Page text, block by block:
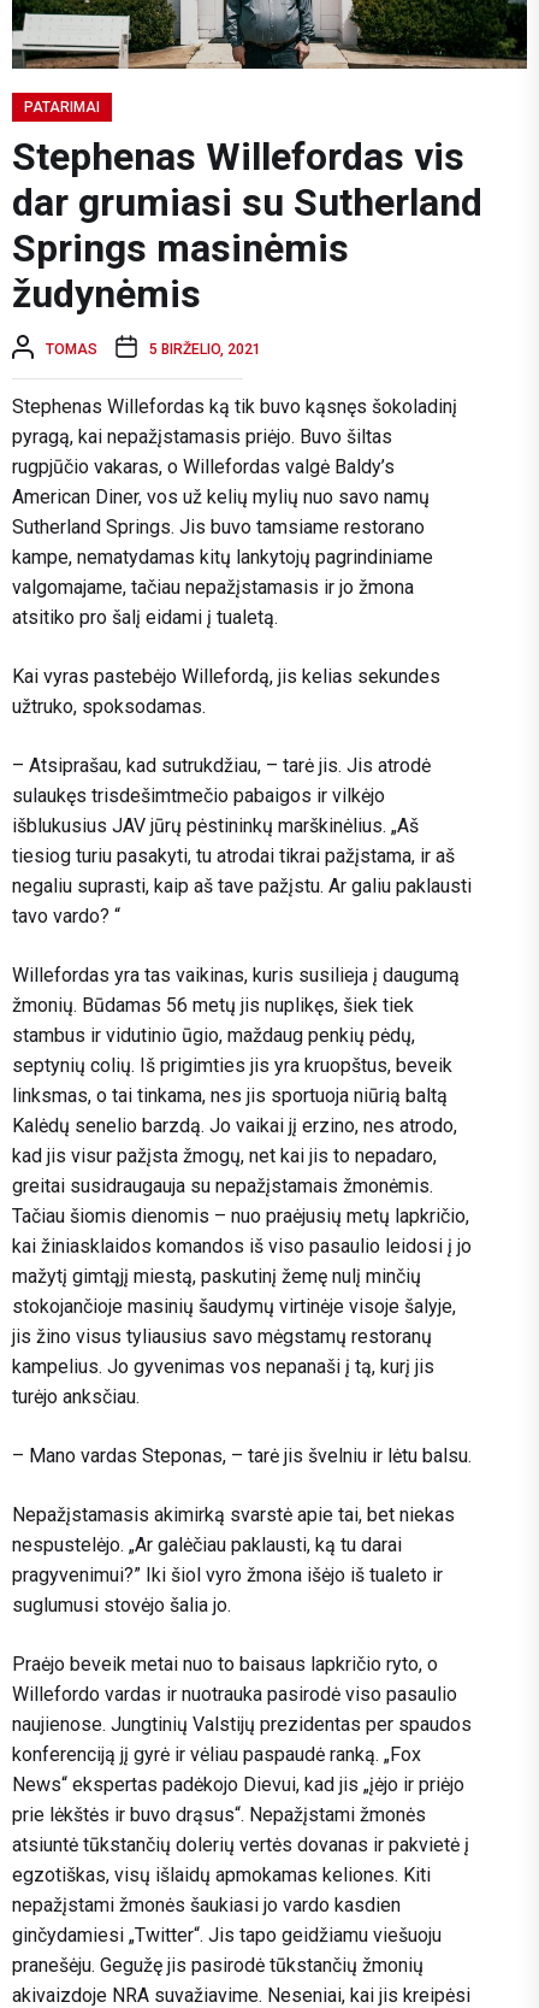
PATARIMAI
Stephenas Willefordas vis
dar grumiasi su Sutherland
Springs masinėmis
žudynėmis
TOMAS 5 BIRŽELIO, 2021
Stephenas Willefordas ką tik buvo kąsnęs šokoladinį
pyragą, kai nepažįstamasis priėjo. Buvo šiltas
rugpjūčio vakaras, o Willefordas valgė Baldy’s
American Diner, vos už kelių mylių nuo savo namų
Sutherland Springs. Jis buvo tamsiame restorano
kampe, nematydamas kitų lankytojų pagrindiniame
valgomajame, tačiau nepažįstamasis ir jo žmona
atsitiko pro šalį eidami į tualetą.
Kai vyras pastebėjo Willefordą, jis kelias sekundes
užtruko, spoksodamas.
– Atsiprašau, kad sutrukdžiau, – tarė jis. Jis atrodė
sulaukęs trisdešimtmečio pabaigos ir vilkėjo
išblukusius JAV jūrų pėstininkų marškinėlius. „Aš
tiesiog turiu pasakyti, tu atrodai tikrai pažįstama, ir aš
negaliu suprasti, kaip aš tave pažįstu. Ar galiu paklausti
tavo vardo? “
Willefordas yra tas vaikinas, kuris susilieja į daugumą
žmonių. Būdamas 56 metų jis nuplikęs, šiek tiek
stambus ir vidutinio ūgio, maždaug penkių pėdų,
septynių colių. Iš prigimties jis yra kruopštus, beveik
linksmas, o tai tinkama, nes jis sportuoja niūrią baltą
Kalėdų senelio barzdą. Jo vaikai jį erzino, nes atrodo,
kad jis visur pažįsta žmogų, net kai jis to nepadaro,
greitai susidraugauja su nepažįstamais žmonėmis.
Tačiau šiomis dienomis – nuo praėjusių metų lapkričio,
kai žiniasklaidos komandos iš viso pasaulio leidosi į jo
mažytį gimtąjį miestą, paskutinį žemę nulį minčių
stokojančioje masinių šaudymų virtinėje visoje šalyje,
jis žino visus tyliausius savo mėgstamų restoranų
kampelius. Jo gyvenimas vos nepanaši į tą, kurį jis
turėjo anksčiau.
– Mano vardas Steponas, – tarė jis švelniu ir lėtu balsu.
Nepažįstamasis akimirką svarstė apie tai, bet niekas
nespustelėjo. „Ar galėčiau paklausti, ką tu darai
pragyvenimui?” Iki šiol vyro žmona išėjo iš tualeto ir
suglumusi stovėjo šalia jo.
Praėjo beveik metai nuo to baisaus lapkričio ryto, o
Willefordo vardas ir nuotrauka pasirodė viso pasaulio
naujienose. Jungtinių Valstijų prezidentas per spaudos
konferenciją jį gyrė ir vėliau paspaudė ranką. „Fox
News“ ekspertas padėkojo Dievui, kad jis „įėjo ir priėjo
prie lėkštės ir buvo drąsus“. Nepažįstami žmonės
atsiuntė tūkstančių dolerių vertės dovanas ir pakvietė į
egzotiškas, visų išlaidų apmokamas keliones. Kiti
nepažįstami žmonės šaukiasi jo vardo kasdien
ginčydamiesi „Twitter“. Jis tapo geidžiamu viešuoju
pranešėju. Gegužę jis pasirodė tūkstančių žmonių
akivaizdoje NRA suvažiavime. Neseniai, kai jis kreipėsi